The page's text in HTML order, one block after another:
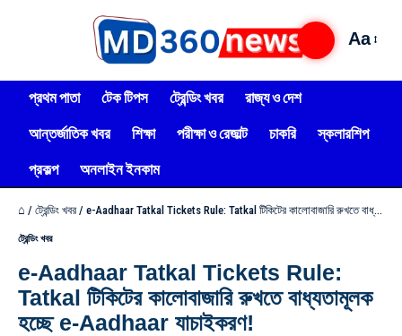
Aa
প্রথম পাতা টেক টিপস ট্রেন্ডিং খবর
রাজ্য ও দেশ
আন্তর্জাতিক খবর
শিক্ষা পরীক্ষা ও রেজাল্ট চাকরি
স্কলারশিপ
প্রকল্প
অনলাইন ইনকাম
⌂ / ট্রেন্ডিং খবর / e-Aadhaar Tatkal Tickets Rule: Tatkal টিকিটের কালোবাজারি রুখতে বাধ্যতামূলক হচ্ছে e-Aadhaar যাচাইকরণ!
ট্রেন্ডিং খবর
e-Aadhaar Tatkal Tickets Rule:
Tatkal টিকিটের কালোবাজারি রুখতে বাধ্যতামূলক
হচ্ছে e-Aadhaar যাচাইকরণ!